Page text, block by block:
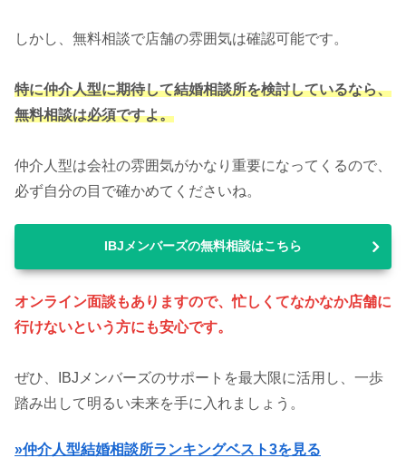
しかし、無料相談で店舗の雰囲気は確認可能です。
特に仲介人型に期待して結婚相談所を検討しているなら、
無料相談は必須ですよ。
仲介人型は会社の雰囲気がかなり重要になってくるので、
必ず自分の目で確かめてくださいね。
IBJメンバーズの無料相談はこちら
オンライン面談もありますので、忙しくてなかなか店舗に
行けないという方にも安心です。
ぜひ、IBJメンバーズのサポートを最大限に活用し、一歩
踏み出して明るい未来を手に入れましょう。
»仲介人型結婚相談所ランキングベスト3を見る